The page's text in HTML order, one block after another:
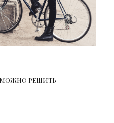
МОЖНО РЕШИТЬ